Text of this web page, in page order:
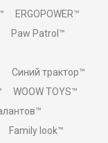
ERGOPOWER™
Paw Patrol™
Синий трактор™
WOOW TOYS™
Family look™